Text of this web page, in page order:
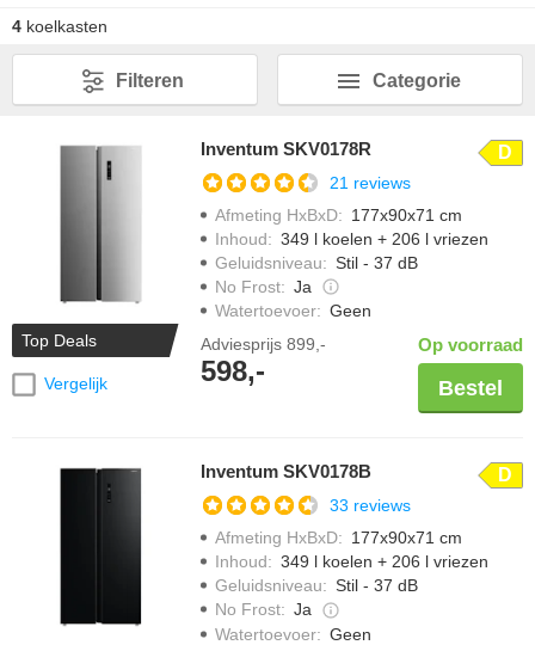
etenswaren en dranken over uitstekende technologie. Zo zorgt de
superkoelen- of supervriezenfunctie er voor dat je grote
hoeveelheden voedsel snel kunt koelen of invriezen. En dankzij de
No-Frost technologie wordt er in het vriesgedeelte geen ijs
producten of op de wanden van de vriezer.
4 koelkasten
Categorie
Filteren
Top Deals
Vergelijk
Inventum SKV0178R D
21 reviews
Afmeting HxBxD: 177x90x71 cm
Inhoud: 349 l koelen + 206 l vriezen
Geluidsniveau: Stil - 37 dB
No Frost: Ja
Watertoevoer: Geen
Adviesprijs 899,-
598,-
Op voorraad
Bestel
Inventum SKV0178B D
33 reviews
Afmeting HxBxD: 177x90x71 cm
Inhoud: 349 l koelen + 206 l vriezen
Geluidsniveau: Stil - 37 dB
No Frost: Ja
Watertoevoer: Geen